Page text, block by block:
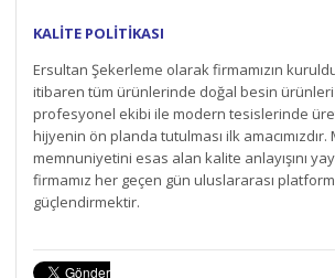
KALİTE POLİTİKASI
Ersultan Şekerleme olarak firmamızın
itibaren tüm ürünlerinde doğal besin
profesyonel ekibi ile modern tesislerinde
hijyenin ön planda tutulması ilk amacımızdır.
memnuniyetini esas alan kalite anlayışını
firmamız her geçen gün uluslararası
güçlendirmektir.